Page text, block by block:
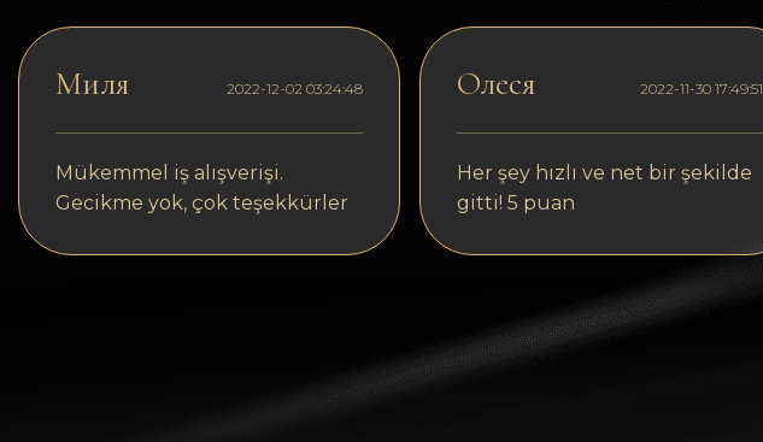
Solana
Cardano (ADA)
Bitcoin Cash
Bitcoin SV (BSV)
Миля 2022-12-02 03:24:48
Mükemmel iş alışverişi.
Gecikme yok, çok teşekkürler
Олеся 2022-11-30 17:49:51
Her şey hızlı ve net bir şekilde
gitti! 5 puan